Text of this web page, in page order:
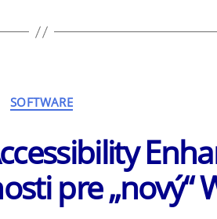
Kategórie
SOFTWARE
pre „nový“